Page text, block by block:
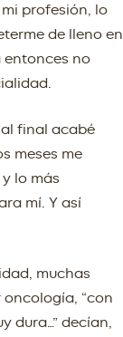
profesión, lo
de lleno en
entonces no
final acabé
meses me
lo más
mí. Y así
muchas
“con
dura…” decían,